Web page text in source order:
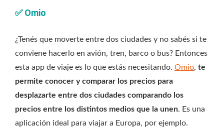
✅Omio
¿Tenés que moverte entre dos ciudades y no sabés si te
conviene hacerlo en avión, tren, barco o bus? Entonces
esta app de viaje es lo que estás necesitando. Omio, te
permite conocer y comparar los precios para
desplazarte entre dos ciudades comparando los
precios entre los distintos medios que la unen. Es una
aplicación ideal para viajar a Europa, por ejemplo.